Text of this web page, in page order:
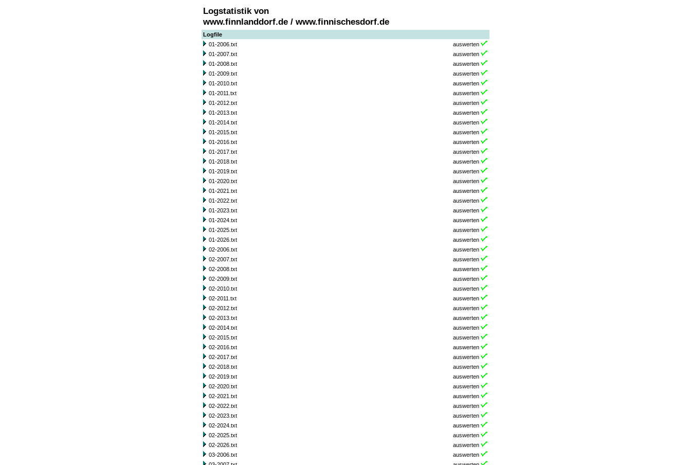
Logstatistik von
www.finnlanddorf.de / www.finnischesdorf.de
Logfile
01-2006.txt
auswerten
01-2007.txt
auswerten
01-2008.txt
auswerten
01-2009.txt
auswerten
01-2010.txt
auswerten
01-2011.txt
auswerten
01-2012.txt
auswerten
01-2013.txt
auswerten
01-2014.txt
auswerten
01-2015.txt
auswerten
01-2016.txt
auswerten
01-2017.txt
auswerten
01-2018.txt
auswerten
01-2019.txt
auswerten
01-2020.txt
auswerten
01-2021.txt
auswerten
01-2022.txt
auswerten
01-2023.txt
auswerten
01-2024.txt
auswerten
01-2025.txt
auswerten
01-2026.txt
auswerten
02-2006.txt
auswerten
02-2007.txt
auswerten
02-2008.txt
auswerten
02-2009.txt
auswerten
02-2010.txt
auswerten
02-2011.txt
auswerten
02-2012.txt
auswerten
02-2013.txt
auswerten
02-2014.txt
auswerten
02-2015.txt
auswerten
02-2016.txt
auswerten
02-2017.txt
auswerten
02-2018.txt
auswerten
02-2019.txt
auswerten
02-2020.txt
auswerten
02-2021.txt
auswerten
02-2022.txt
auswerten
02-2023.txt
auswerten
02-2024.txt
auswerten
02-2025.txt
auswerten
02-2026.txt
auswerten
03-2006.txt
auswerten